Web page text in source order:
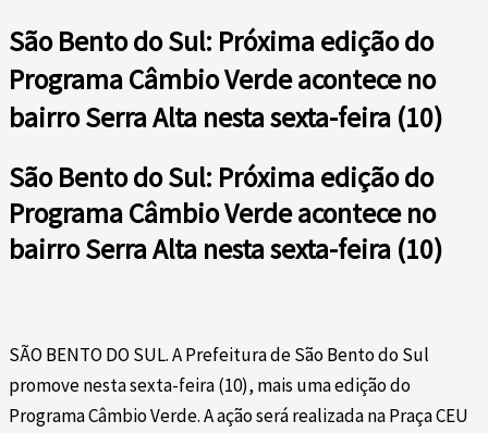
São Bento do Sul: Próxima edição do
Programa Câmbio Verde acontece no
bairro Serra Alta nesta sexta-feira (10)
São Bento do Sul: Próxima edição do
Programa Câmbio Verde acontece no
bairro Serra Alta nesta sexta-feira (10)
SÃO BENTO DO SUL. A Prefeitura de São Bento do Sul
promove nesta sexta-feira (10), mais uma edição do
Programa Câmbio Verde. A ação será realizada na Praça CEU